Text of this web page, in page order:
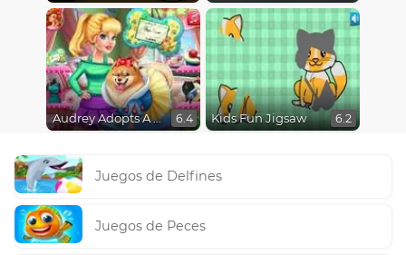
Audrey Adopts A Puppy 6.4 Kids Fun Jigsaw 6.2
Juegos de Delfines
Juegos de Peces